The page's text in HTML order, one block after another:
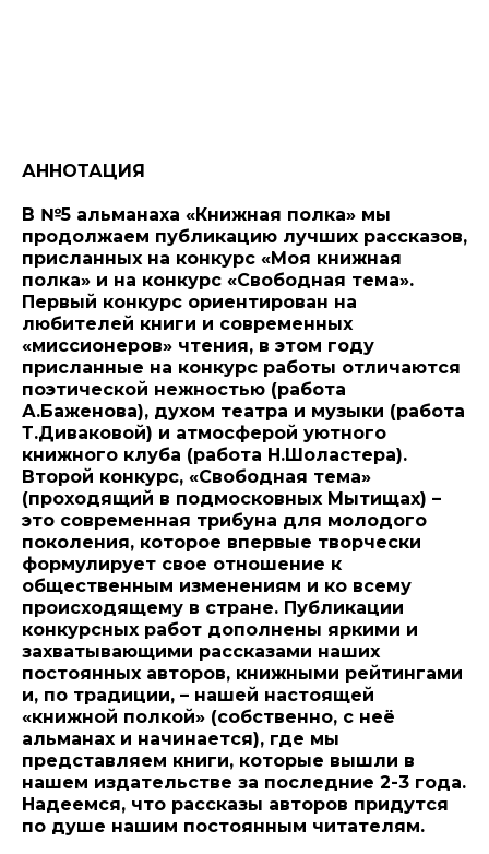
АННОТАЦИЯ
В №5 альманаха «Книжная полка» мы
продолжаем публикацию лучших рассказов,
присланных на конкурс «Моя книжная
полка» и на конкурс «Свободная тема».
Первый конкурс ориентирован на
любителей книги и современных
«миссионеров» чтения, в этом году
присланные на конкурс работы отличаются
поэтической нежностью (работа
А.Баженова), духом театра и музыки (работа
Т.Диваковой) и атмосферой уютного
книжного клуба (работа Н.Шоластера).
Второй конкурс, «Свободная тема»
(проходящий в подмосковных Мытищах) –
это современная трибуна для молодого
поколения, которое впервые творчески
формулирует свое отношение к
общественным изменениям и ко всему
происходящему в стране. Публикации
конкурсных работ дополнены яркими и
захватывающими рассказами наших
постоянных авторов, книжными рейтингами
и, по традиции, – нашей настоящей
«книжной полкой» (cобственно, с неё
альманах и начинается), где мы
представляем книги, которые вышли в
нашем издательстве за последние 2-3 года.
Надеемся, что рассказы авторов придутся
по душе нашим постоянным читателям.